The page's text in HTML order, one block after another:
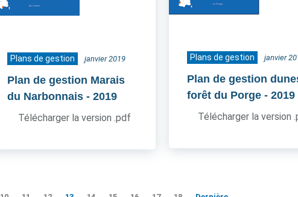
Plans de gestion janvier 2019
Plan de gestion Marais
du Narbonnais - 2019
Télécharger la version .pdf
Plans de gestion janvier
Plan de gestion
forêt du Porge - 2019
Télécharger la version